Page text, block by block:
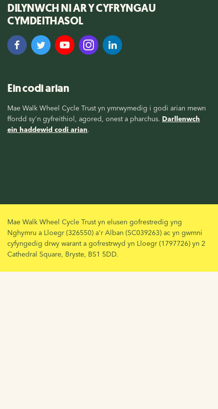
DILYNWCH NI AR Y CYFRYNGAU
CYMDEITHASOL
Ein codi arian
Mae Walk Wheel Cycle Trust yn ymrwymedig i godi arian mewn
ffordd sy'n gyfreithiol, agored, onest a pharchus. Darllenwch
ein haddewid codi arian.
Mae Walk Wheel Cycle Trust yn elusen gofrestredig yng
Nghymru a Lloegr (326550) a'r Alban (SC039263) ac yn gwmni
cyfyngedig drwy warant a gofrestrwyd yn Lloegr (1797726) yn 2
Cathedral Square, Bryste, BS1 5DD.